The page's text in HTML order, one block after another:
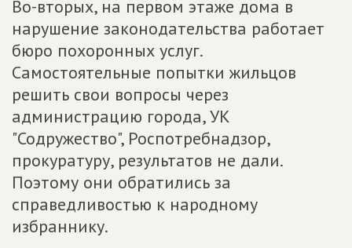
Во-вторых, на первом этаже дома в
нарушение законодательства работает
бюро похоронных услуг.
Самостоятельные попытки жильцов
решить свои вопросы через
администрацию города, УК
"Содружество", Роспотребнадзор,
прокуратуру, результатов не дали.
Поэтому они обратились за
справедливостью к народному
избраннику.